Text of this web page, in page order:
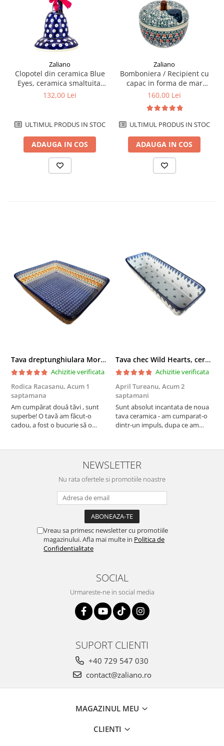
Zaliano
Clopotel din ceramica Blue
Eyes, ceramica smaltuita,
pictata manual, 11,4 cm
132,00 Lei
ULTIMUL PRODUS IN STOC
ADAUGA IN COS
Zaliano
Bomboniera / Recipient cu
capac in forma de mar
Flower Bed, ceramica
12,1 x 12,5cm
160,00 Lei
ULTIMUL PRODUS IN STOC
ADAUGA IN COS
Tava dreptunghiulara Morning Sunrise, ceramica smaltuita, pictata manual, 27,0 X 32, 5 cm
Achizitie verificata
Rodica Racasanu, Acum 1
saptamana
Am cumpărat două tăvi , sunt
superbe! O tavă am făcut-o
cadou, a fost o bucurie să o
este o plăcere să o folosim, are
Tava chec Wild Hearts, ceramica smaltuita, pictata manual, 31,0 X 12,0 cm
Achizitie verificata
April Tureanu, Acum 2
saptamani
Sunt absolut incantata de noua
tava ceramica - am cumparat-o
dintr-un impuls, dupa ce am
pete de rugina dupa spalare.
Aceasta ma va scapa de aceasta
neplacere, in plus este tare
frumoasa, o ...
NEWSLETTER
Nu rata ofertele si promotiile noastre
Vreau sa primesc newsletter cu promotiile
magazinului. Afla mai multe in Politica de
Confidentialitate
SOCIAL
Urmareste-ne in social media
SUPORT CLIENTI
+40 729 547 030
contact@zaliano.ro
MAGAZINUL MEU
CLIENTI